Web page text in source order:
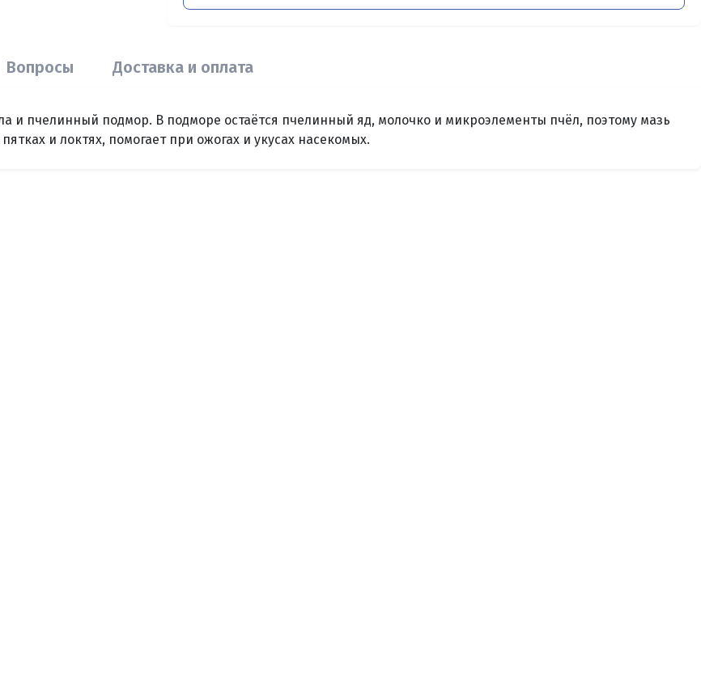
Вопросы Доставка и оплата
пчелинный подмор. В подморе остаётся пчелинный яд, молочко и микроэлементы пчёл, поэтому мазь
и локтях, помогает при ожогах и укусах насекомых.